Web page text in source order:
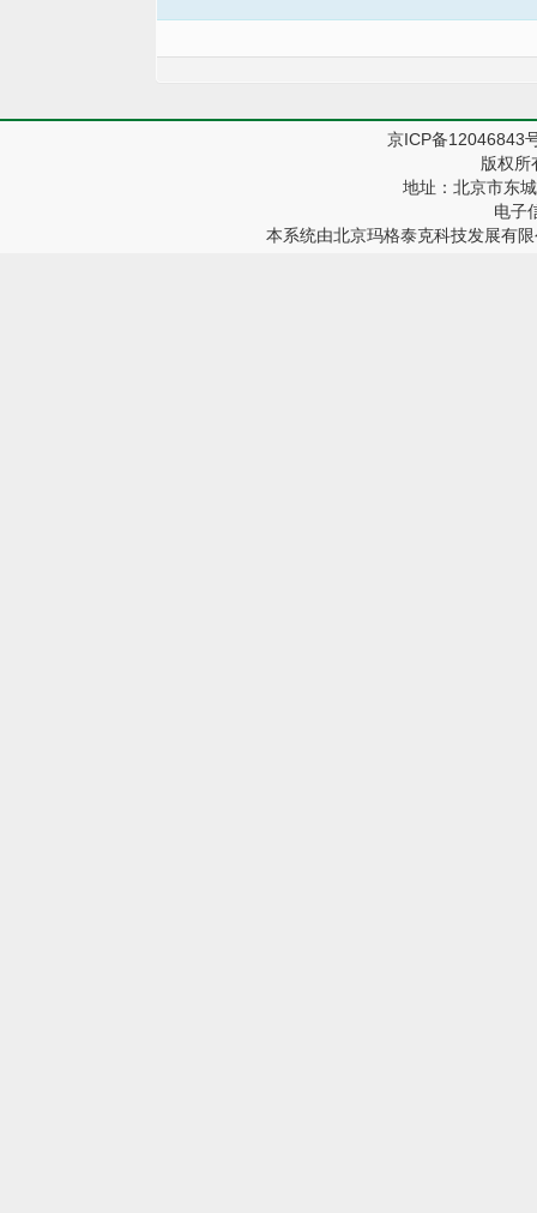
京ICP备12046843
版权所
地址：北京市东
电子
本系统由北京玛格泰克科技发展有